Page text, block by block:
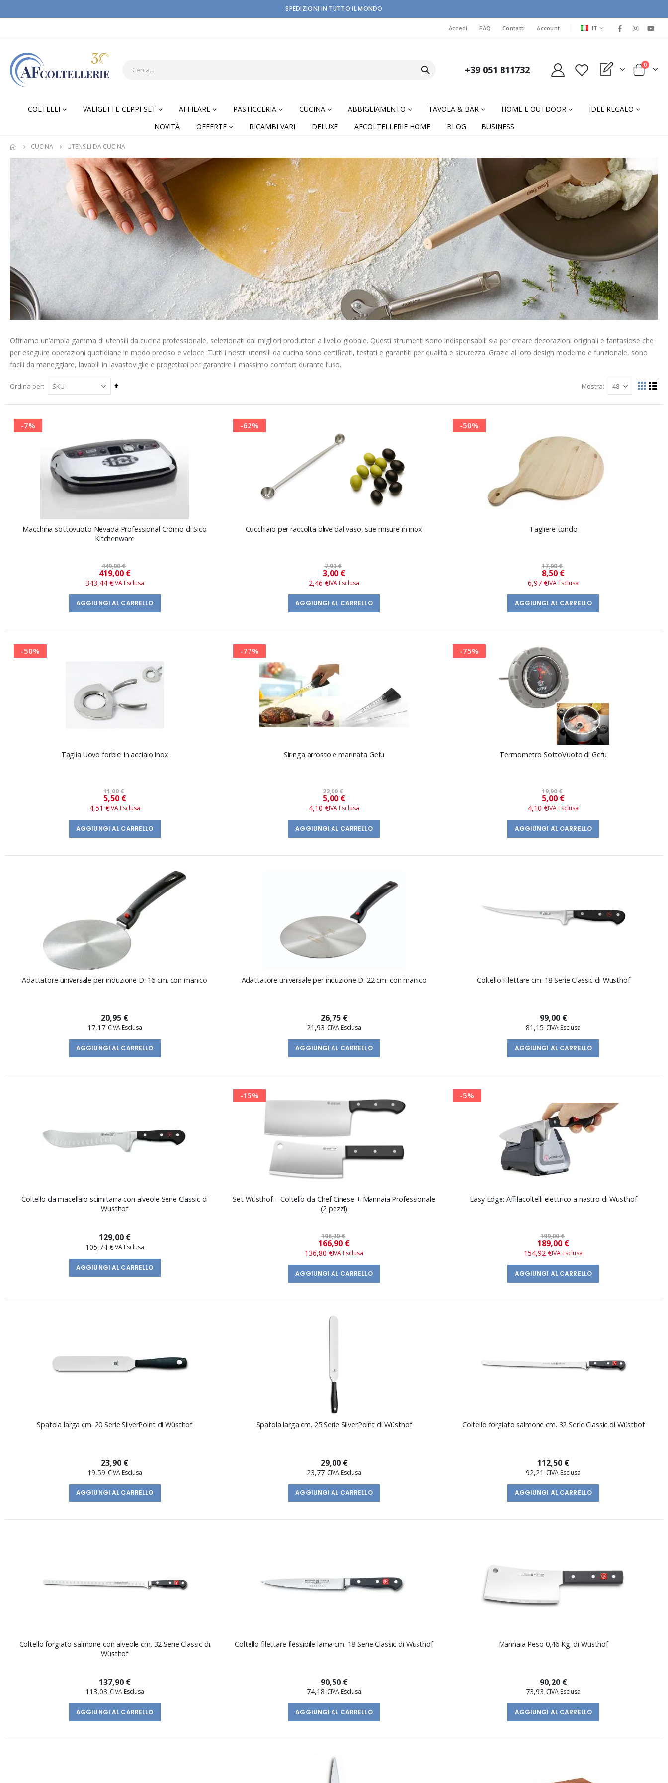
SPEDIZIONI IN TUTTO IL MONDO
Accedi FAQ Contatti Account LINGUA
IT
+39 051 811732 My Quote Cart
0elementi
COLTELLI VALIGETTE-CEPPI-SET AFFILARE PASTICCERIA CUCINA ABBIGLIAMENTO TAVOLA & BAR HOME E OUTDOOR
IDEE REGALO
NOVITÀ
OFFERTE RICAMBI VARI DELUXE AFCOLTELLERIE HOME BLOG BUSINESS
CUCINA UTENSILI DA CUCINA
Offriamo un’ampia gamma di utensili da cucina professionale, selezionati dai migliori produttori a livello globale. Questi strumenti sono indispensabili sia per creare decorazioni originali e fantasiose che
per eseguire operazioni quotidiane in modo preciso e veloce. Tutti i nostri utensili da cucina sono certificati, testati e garantiti per qualità e sicurezza. Grazie al loro design moderno e funzionale, sono
facili da maneggiare, lavabili in lavastoviglie e progettati per garantire il massimo comfort durante l’uso.
Ordina per
Imposta
Mostra
Mostra
come
-7%
Macchina sottovuoto Nevada Professional Cromo di Sico
Kitchenware
449,00 €
Prezzo
speciale
419,00 €
343,44 €
AGGIUNGI AL CARRELLO
-62%
Cucchiaio per raccolta olive dal vaso, sue misure in inox
7,90 €
Prezzo
speciale
3,00 €
2,46 €
AGGIUNGI AL CARRELLO
-50%
Tagliere tondo
17,00 €
Prezzo
speciale
8,50 €
6,97 €
AGGIUNGI AL CARRELLO
-50%
Taglia Uovo forbici in acciaio inox
11,00 €
Prezzo
speciale
5,50 €
4,51 €
AGGIUNGI AL CARRELLO
-77%
Siringa arrosto e marinata Gefu
22,00 €
Prezzo
speciale
5,00 €
4,10 €
AGGIUNGI AL CARRELLO
-75%
Termometro SottoVuoto di Gefu
19,90 €
Prezzo
speciale
5,00 €
4,10 €
AGGIUNGI AL CARRELLO
Adattatore universale per induzione D. 16 cm. con manico
20,95 €
17,17 €
AGGIUNGI AL CARRELLO
Adattatore universale per induzione D. 22 cm. con manico
26,75 €
21,93 €
AGGIUNGI AL CARRELLO
Coltello Filettare cm. 18 Serie Classic di Wusthof
99,00 €
81,15 €
AGGIUNGI AL CARRELLO
Coltello da macellaio scimitarra con alveole Serie Classic di
Wusthof
129,00 €
105,74 €
AGGIUNGI AL CARRELLO
-15%
Set Wüsthof – Coltello da Chef Cinese + Mannaia Professionale
(2 pezzi)
196,00 €
Prezzo
speciale
166,90 €
136,80 €
AGGIUNGI AL CARRELLO
-5%
Easy Edge: Affilacoltelli elettrico a nastro di Wusthof
199,00 €
Prezzo
speciale
189,00 €
154,92 €
AGGIUNGI AL CARRELLO
Spatola larga cm. 20 Serie SilverPoint di Wüsthof
23,90 €
19,59 €
AGGIUNGI AL CARRELLO
Spatola larga cm. 25 Serie SilverPoint di Wüsthof
29,00 €
23,77 €
AGGIUNGI AL CARRELLO
Coltello forgiato salmone cm. 32 Serie Classic di Wüsthof
112,50 €
92,21 €
AGGIUNGI AL CARRELLO
Coltello forgiato salmone con alveole cm. 32 Serie Classic di
Wüsthof
137,90 €
113,03 €
AGGIUNGI AL CARRELLO
Coltello filettare flessibile lama cm. 18 Serie Classic di Wusthof
90,50 €
74,18 €
AGGIUNGI AL CARRELLO
Mannaia Peso 0,46 Kg. di Wusthof
90,20 €
73,93 €
AGGIUNGI AL CARRELLO